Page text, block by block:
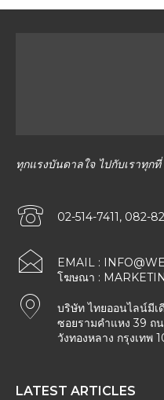
ทุกแรงบันดาลใจ ไปกับเราทุก
02-514-7411, 082-
EMAIL :
โฆษณา :
บริษัท ไทยออนไลน์มีเ
ซอยรามคำแหง 39 ถ
วังทองหลาง กรุงเทพ
LATEST ARTICLES